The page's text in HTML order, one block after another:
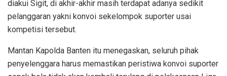
diakui Sigit, di akhir-akhir masih terdapat adanya sedikit
pelanggaran yakni konvoi sekelompok suporter usai
kompetisi tersebut.
Mantan Kapolda Banten itu menegaskan, seluruh pihak
penyelenggara harus memastikan peristiwa konvoi suporter